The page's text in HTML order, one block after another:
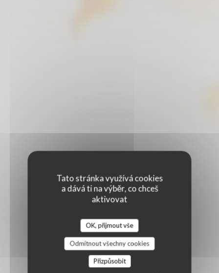
Tato stránka využívá cookies
a dává ti na výběr, co chceš
aktivovat
OK, přijmout vše
Odmítnout všechny cookies
Přizpůsobit